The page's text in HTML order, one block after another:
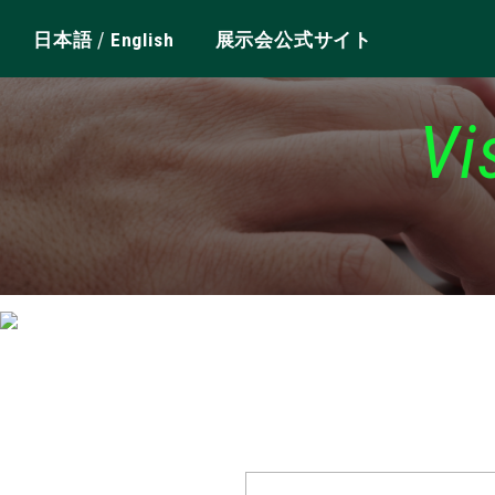
日本語/ English 展示会公式サイト